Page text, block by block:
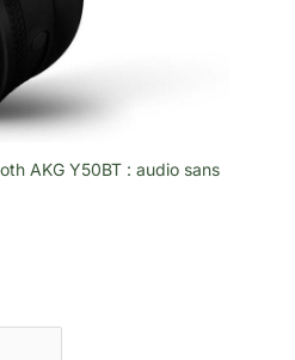
AKG Y50BT : audio sans